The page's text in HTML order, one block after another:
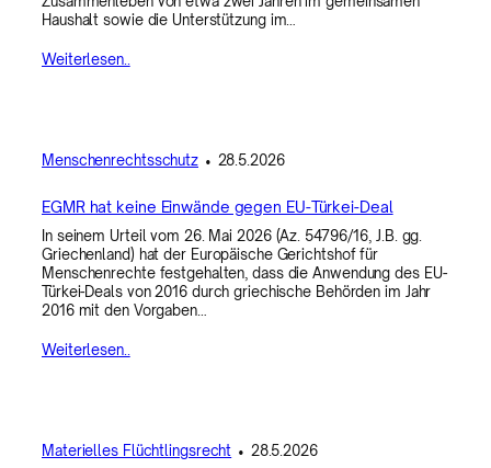
Haushalt sowie die Unterstützung im…
Weiterlesen..
Menschenrechtsschutz • 28.5.2026
EGMR hat keine Einwände gegen EU-Türkei-Deal
In seinem Urteil vom 26. Mai 2026 (Az. 54796/16, J.B. gg.
Griechenland) hat der Europäische Gerichtshof für
Menschenrechte festgehalten, dass die Anwendung des EU-
Türkei-Deals von 2016 durch griechische Behörden im Jahr
2016 mit den Vorgaben…
Weiterlesen..
Materielles Flüchtlingsrecht • 28.5.2026